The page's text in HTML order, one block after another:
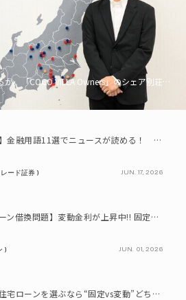
。「COCO VILLA Owners」のシェア別荘とい
【超入門】金融用語11選でニュースが読める！ 知識ゼロからの賢い資産の育て方
ード証券 ) JUN. 17, 2026
【住宅ローン借換問題】変動金利が上昇中!! 固定に借り換えるなら今が正解って本当? シミュレーションで比較してみよう
) JUN. 01, 2026
これから住宅ローンを選ぶなら“固定vs変動”どちらが正解? 9割が利用したいと答えた「いま決めなくてもいい」ローンとは!?